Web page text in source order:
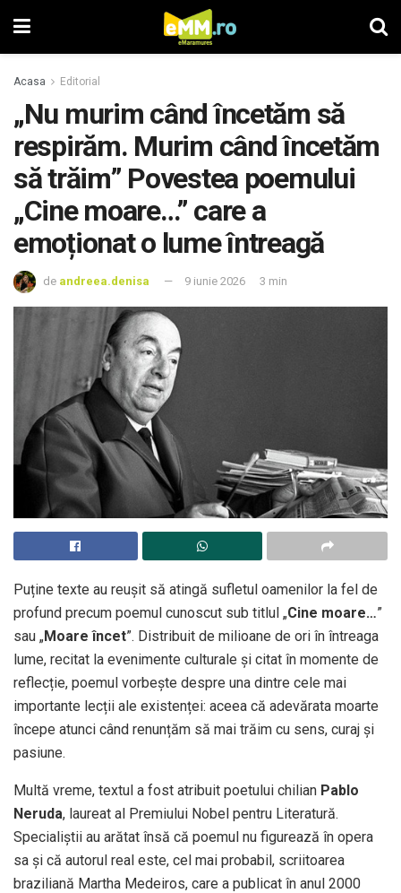
Acasa Editorial
„Nu murim când încetăm să
respirăm. Murim când încetăm
să trăim” Povestea poemului
„Cine moare…” care a
emoționat o lume întreagă
de andreea.denisa 9 iunie 2026 3 min
Puține texte au reușit să atingă sufletul oamenilor la fel de
profund precum poemul cunoscut sub titlul „Cine moare…”
sau „Moare încet”. Distribuit de milioane de ori în întreaga
lume, recitat la evenimente culturale și citat în momente de
reflecție, poemul vorbește despre una dintre cele mai
importante lecții ale existenței: aceea că adevărata moarte
începe atunci când renunțăm să mai trăim cu sens, curaj și
pasiune.
Multă vreme, textul a fost atribuit poetului chilian Pablo
Neruda, laureat al Premiului Nobel pentru Literatură.
Specialiștii au arătat însă că poemul nu figurează în opera
sa și că autorul real este, cel mai probabil, scriitoarea
braziliană Martha Medeiros, care a publicat în anul 2000